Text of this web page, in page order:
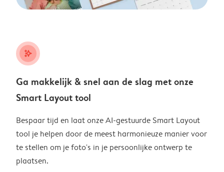
stars_plus
Ga makkelijk & snel aan de slag met onze
Smart Layout tool
Bespaar tijd en laat onze AI-gestuurde Smart Layout
tool je helpen door de meest harmonieuze manier voor
te stellen om je foto's in je persoonlijke ontwerp te
plaatsen.